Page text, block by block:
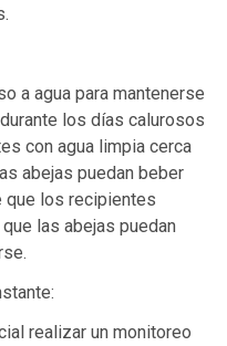
a agua para mantenerse
los días calurosos
con agua limpia cerca
abejas puedan beber
que los recipientes
las abejas puedan
realizar un monitoreo